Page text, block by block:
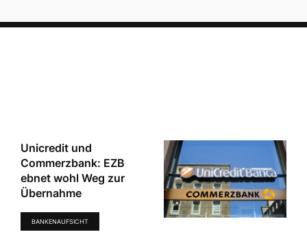
Unicredit und
Commerzbank: EZB
ebnet wohl Weg zur
Übernahme
BANKENAUFSICHT